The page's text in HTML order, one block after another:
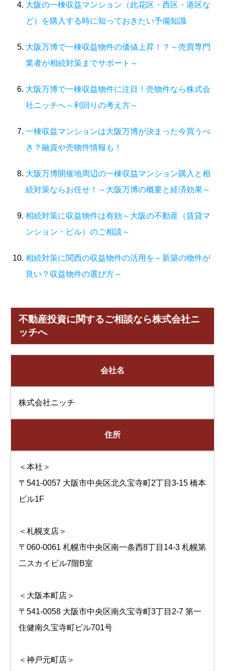
大阪の一棟収益マンション（此花区・西区・港区な
ど）を購入する時に知っておきたい予備知識
大阪万博で一棟収益物件の価値上昇！？～売買専門
業者が相続対策までサポート～
大阪万博で一棟収益物件に注目！売物件なら株式会
社ニッチへ～利回りの考え方～
一棟収益マンションは大阪万博が決まった今買うべ
き？融資や売物件情報も！
大阪万博開催地周辺の一棟収益マンション購入と相
続対策ならお任せ！～大阪万博の概要と経済効果～
相続対策に収益物件は有効～大阪の不動産（賃貸マ
ンション・ビル）のご相談～
相続対策に関西の収益物件の活用を～新築の物件が
良い？収益物件の選び方～
不動産投資に関するご相談なら株式会社ニ
ッチへ
会社名
株式会社ニッチ
住所
＜本社＞
〒541-0057 大阪市中央区北久宝寺町2丁目3-15 橋本
ビル1F
＜札幌支店＞
〒060-0061 札幌市中央区南一条西8丁目14-3 札幌第
二スカイビル7階B室
＜大阪本町店＞
〒541-0058 大阪市中央区南久宝寺町3丁目2-7 第一
住健南久宝寺町ビル701号
＜神戸元町店＞